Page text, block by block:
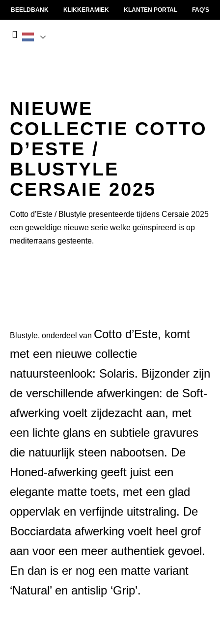
BEELDBANK KLIKKERAMIEK KLANTEN PORTAL FAQ’S
NIEUWE
COLLECTIE COTTO
D’ESTE /
BLUSTYLE
CERSAIE 2025
Cotto d’Este / Blustyle presenteerde tijdens Cersaie 2025
een geweldige nieuwe serie welke geïnspireerd is op
mediterraans gesteente.
Blustyle, onderdeel van Cotto d’Este, komt
met een nieuwe collectie
natuursteenlook: Solaris. Bijzonder zijn
de verschillende afwerkingen: de Soft-
afwerking voelt zijdezacht aan, met
een lichte glans en subtiele gravures
die natuurlijk steen nabootsen. De
Honed-afwerking geeft juist een
elegante matte toets, met een glad
oppervlak en verfijnde uitstraling. De
Bocciardataafwerking voelt heel grof
aan voor een meer authentiek gevoel.
En dan is er nog een matte variant
‘Natural’ en antislip ‘Grip’.